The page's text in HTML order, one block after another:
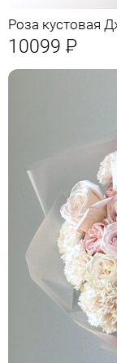
Роза кустовая
10099 Р